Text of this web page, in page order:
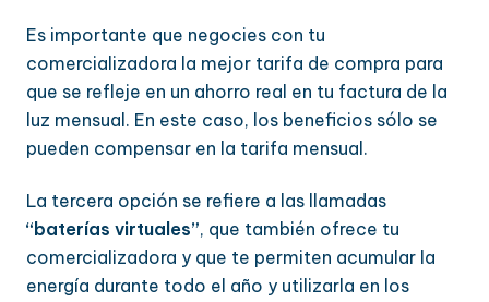
Es importante que negocies con tu
comercializadora la mejor tarifa de compra para
que se refleje en un ahorro real en tu factura de la
luz mensual. En este caso, los beneficios sólo se
pueden compensar en la tarifa mensual.
La tercera opción se refiere a las llamadas
“baterías virtuales”, que también ofrece tu
comercializadora y que te permiten acumular la
energía durante todo el año y utilizarla en los